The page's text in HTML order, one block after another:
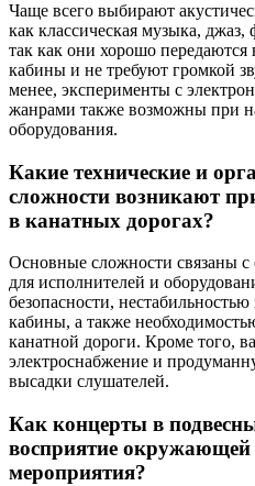
Чаще всего выбирают
как классическая музыка, джаз,
так как они хорошо передаются
кабины и не требуют громкой
менее, эксперименты с
жанрами также возможны при
оборудования.
Какие технические и
сложности возникают
в канатных дорогах?
Основные сложности связаны
для исполнителей и
безопасности,
кабины, а также
канатной дороги. Кроме того,
электроснабжение и
высадки слушателей.
Как концерты в
восприятие
мероприятия?